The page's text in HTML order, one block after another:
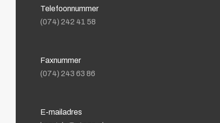
Telefoonnummer
(074) 242 41 58
Faxnummer
(074) 243 63 86
E-mailadres